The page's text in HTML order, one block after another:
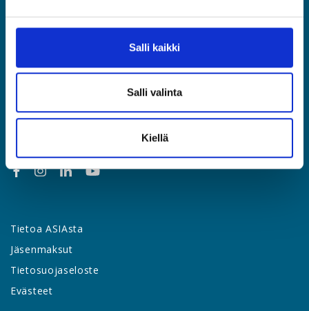
Salli kaikki
Salli valinta
Kiellä
Jäsenyys
Palvelut & edut
Yhteystiedot
Tietoa ASIAsta
Jäsenmaksut
Tietosuojaseloste
Evästeet